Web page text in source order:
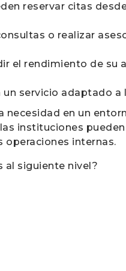
reservar citas
o realizar
el rendimiento de su
servicio adaptado
necesidad en un
instituciones
internas.
al siguiente nivel?